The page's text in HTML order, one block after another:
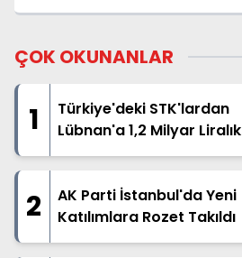
ÇOK OKUNANLAR
1
Türkiye'deki STK'lardan
Lübnan'a 1,2 Milyar Liralık
İnsani Yardım
2
AK Parti İstanbul'da Yeni
Katılımlara Rozet Takıldı